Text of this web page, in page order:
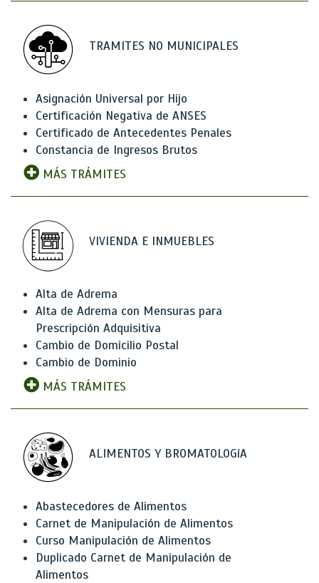
TRAMITES NO MUNICIPALES
Asignación Universal por Hijo
Certificación Negativa de ANSES
Certificado de Antecedentes Penales
Constancia de Ingresos Brutos
MÁS TRÁMITES
VIVIENDA E INMUEBLES
Alta de Adrema
Alta de Adrema con Mensuras para
Prescripción Adquisitiva
Cambio de Domicilio Postal
Cambio de Dominio
MÁS TRÁMITES
ALIMENTOS Y BROMATOLOGíA
Abastecedores de Alimentos
Carnet de Manipulación de Alimentos
Curso Manipulación de Alimentos
Duplicado Carnet de Manipulación de
Alimentos